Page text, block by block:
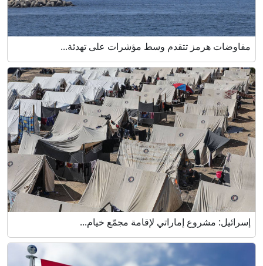
مفاوضات هرمز تتقدم وسط مؤشرات على تهدئة...
إسرائيل: مشروع إماراتي لإقامة مجمّع خيام...